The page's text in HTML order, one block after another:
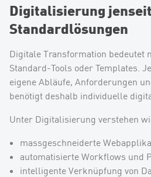
Digitalisierung
Standardlösungen
Digitale Transformation bedeutet
Standard-Tools oder Templates.
eigene Abläufe, Anforderungen
benötigt deshalb individuelle
Unter Digitalisierung verstehen
massgeschneiderte
automatisierte Workflows und
intelligente Verknüpfung von